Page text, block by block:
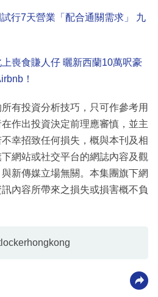
行7天營業「配合通關需求」 九
上喪食賺人仔 曬新西蘭10萬呎豪
！
有投資分析技巧，只可作參考用
作出投資決定前理應審慎，並主
幸招致任何損失，概與本刊及相
網站或社交平台的網誌內容及觀
新傳媒立場無關。本集團旗下網
內容所帶來之損失或損害概不負